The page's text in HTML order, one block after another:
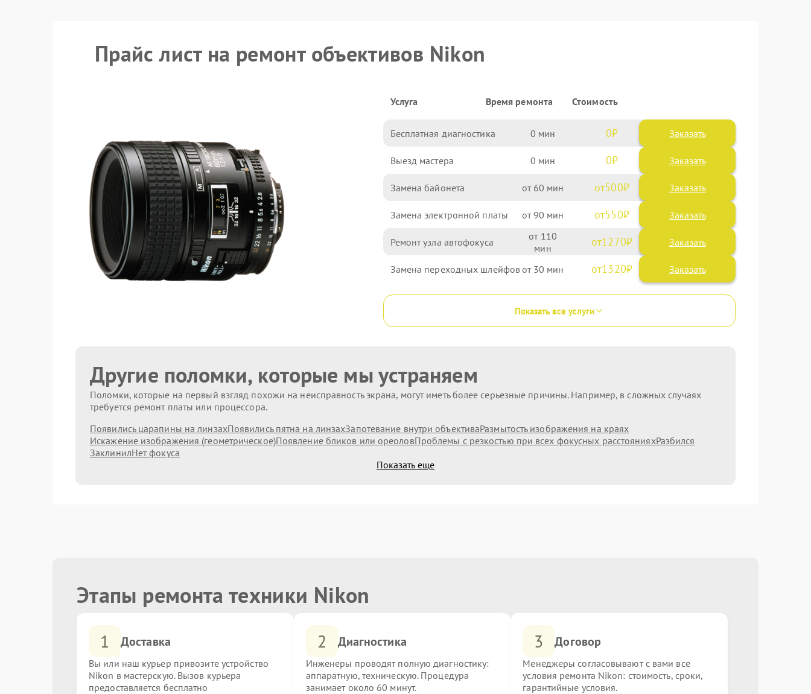
Прайс лист на ремонт объективов Nikon
Услуга Время ремонта Стоимость
Бесплатная диагностика 0 0 Заказать
Выезд мастера 0 0 Заказать
Замена байонета 60 500
Замена электронной платы 90 550
Ремонт узла автофокуса 110 1270
Замена переходных шлейфов 30 1320
Показать все услуги
Другие поломки, которые мы устраняем
Поломки, которые на первый взгляд похожи на неисправность экрана, могут иметь более серьезные причины. Например, в сложных случаях
требуется ремонт платы или процессора.
Появились царапины на линзахПоявились пятна на линзахЗапотевание внутри объективаРазмытость изображения на краях
Искажение изображения (геометрическое)Появление бликов или ореоловПроблемы с резкостью при всех фокусных расстоянияхРазбился
ЗаклинилНет фокуса
Показать еще
Этапы ремонта техники Nikon
1 Доставка
Вы или наш курьер привозите устройство
Nikon в мастерскую. Вызов курьера
предоставляется бесплатно
2 Диагностика
Инженеры проводят полную диагностику:
аппаратную, техническую. Процедура
занимает около 60 минут.
3 Договор
Менеджеры согласовывают с вами все
условия ремонта Nikon: стоимость, сроки,
гарантийные условия.